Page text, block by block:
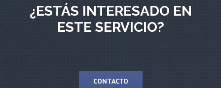
¿ESTÁS INTERESADO EN
ESTE SERVICIO?
CONTACTO